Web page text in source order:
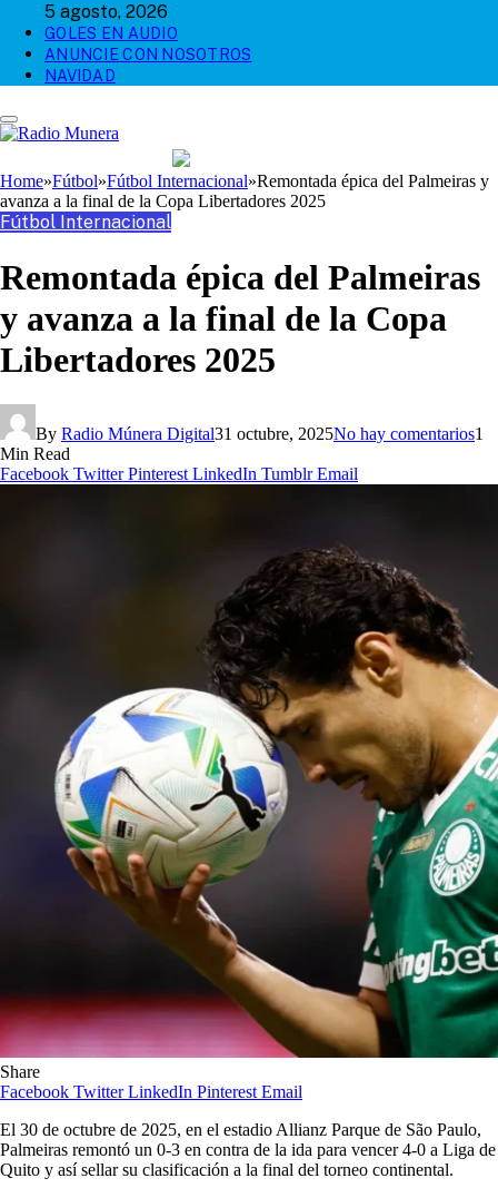
5 agosto, 2026
GOLES EN AUDIO
ANUNCIE CON NOSOTROS
NAVIDAD
Home»Fútbol»Fútbol Internacional»Remontada épica del Palmeiras y
avanza a la final de la Copa Libertadores 2025
Fútbol Internacional
Remontada épica del Palmeiras
y avanza a la final de la Copa
Libertadores 2025
By Radio Múnera Digital31 octubre, 2025No hay comentarios1
Min Read
Facebook Twitter Pinterest LinkedIn Tumblr Email
Share
Facebook Twitter LinkedIn Pinterest Email
El 30 de octubre de 2025, en el estadio Allianz Parque de São Paulo,
Palmeiras remontó un 0-3 en contra de la ida para vencer 4-0 a Liga de
Quito y así sellar su clasificación a la final del torneo continental.